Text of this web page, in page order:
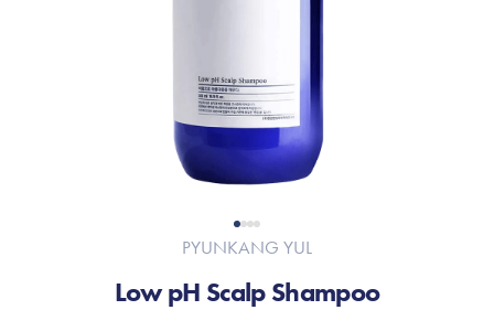
PYUNKANG YUL
Low pH Scalp Shampoo